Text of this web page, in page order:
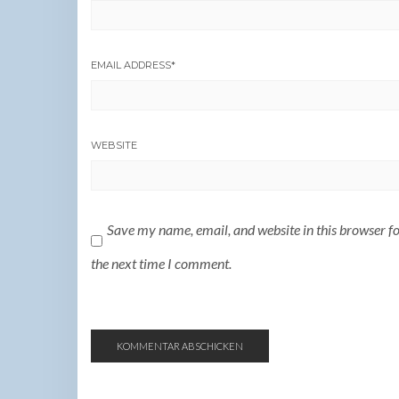
EMAIL ADDRESS*
WEBSITE
Save my name, email, and website in this browser
the next time I comment.